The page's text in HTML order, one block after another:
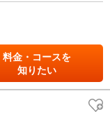
料金・コースを
知りたい